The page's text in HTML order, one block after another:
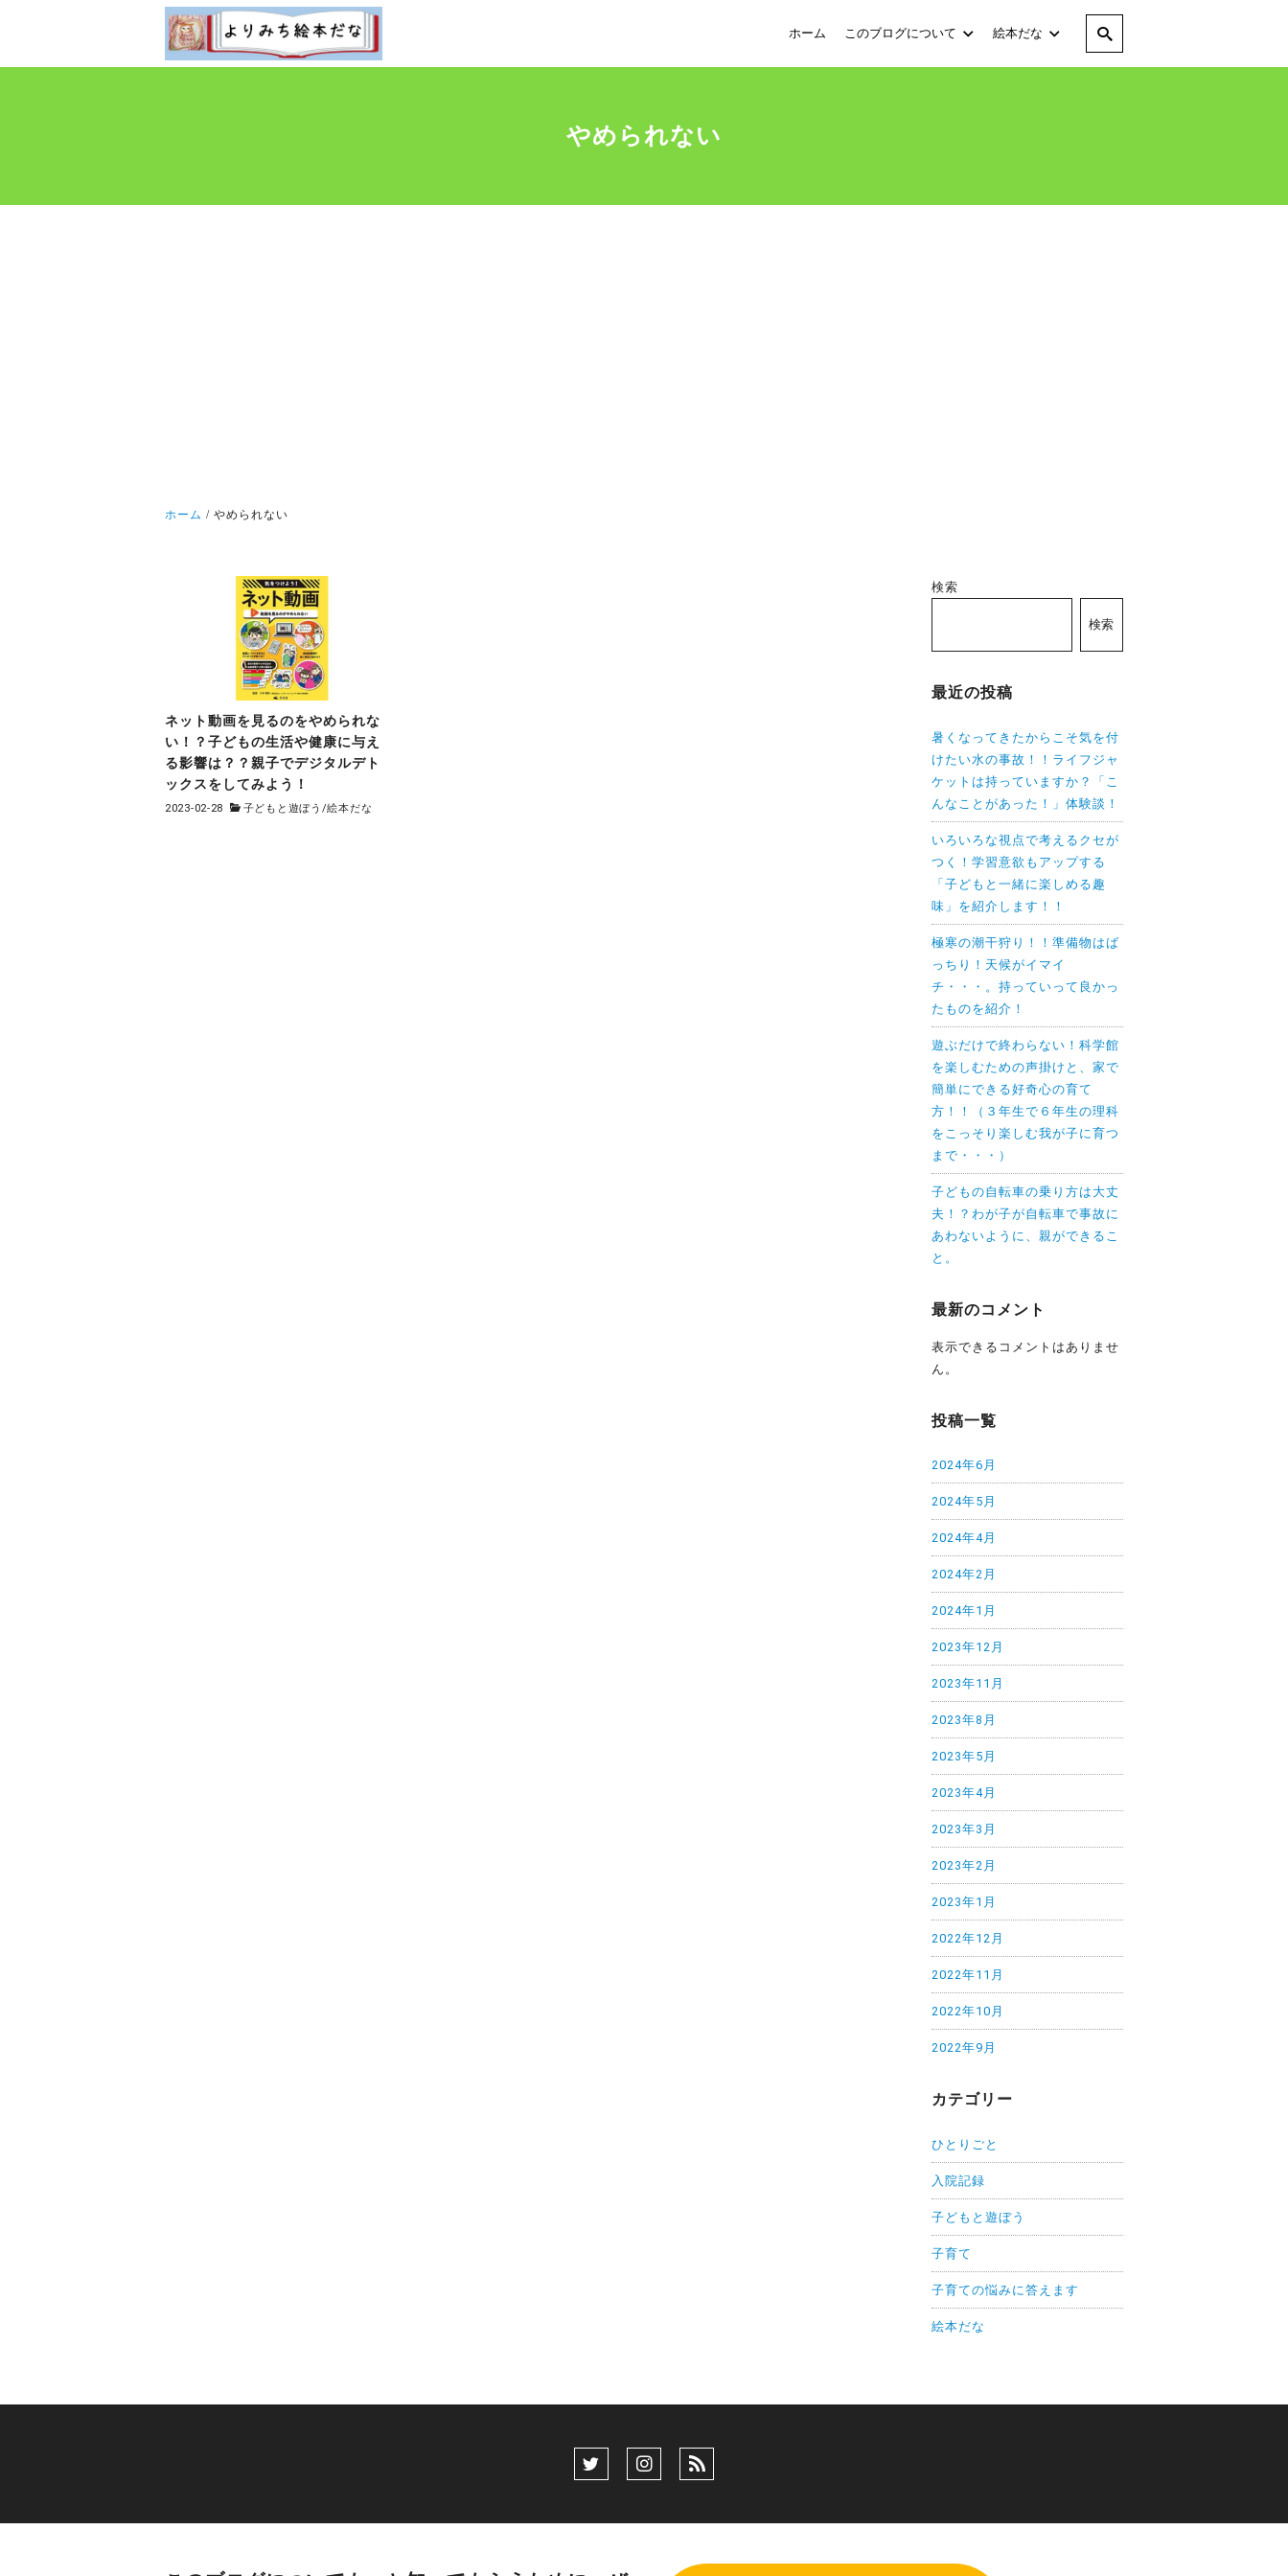
ホーム このブログについて 絵本だな
やめられない
ホーム やめられない
ネット動画を見るのをやめられな
い！？子どもの生活や健康に与え
る影響は？？親子でデジタルデト
ックスをしてみよう！
2023-02-28 子どもと遊ぼう /絵本だな
検索
検索
最近の投稿
暑くなってきたからこそ気を付
けたい水の事故！！ライフジャ
ケットは持っていますか？「こ
んなことがあった！」体験談！
いろいろな視点で考えるクセが
つく！学習意欲もアップする
「子どもと一緒に楽しめる趣
味」を紹介します！！
極寒の潮干狩り！！準備物はば
っちり！天候がイマイ
チ・・・。持っていって良かっ
たものを紹介！
遊ぶだけで終わらない！科学館
を楽しむための声掛けと、家で
簡単にできる好奇心の育て
方！！（３年生で６年生の理科
をこっそり楽しむ我が子に育つ
まで・・・）
子どもの自転車の乗り方は大丈
夫！？わが子が自転車で事故に
あわないように、親ができるこ
と。
最新のコメント
表示できるコメントはありませ
ん。
投稿一覧
2024年6月
2024年5月
2024年4月
2024年2月
2024年1月
2023年12月
2023年11月
2023年8月
2023年5月
2023年4月
2023年3月
2023年2月
2023年1月
2022年12月
2022年11月
2022年10月
2022年9月
カテゴリー
ひとりごと
入院記録
子どもと遊ぼう
子育て
子育ての悩みに答えます
絵本だな